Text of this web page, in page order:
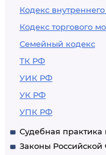
Кодекс
Кодекс торгового
Семейный кодекс
ТК РФ
УИК РФ
УК РФ
УПК РФ
Судебная
Законы